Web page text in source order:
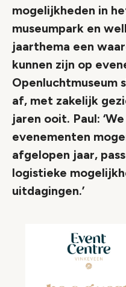
mogelijkheden in
museumpark en
jaarthema een
kunnen zijn op
Openluchtmuseum
af, met zakelijk
jaren ooit. Paul:
evenementen
afgelopen jaar,
logistieke
uitdagingen.’